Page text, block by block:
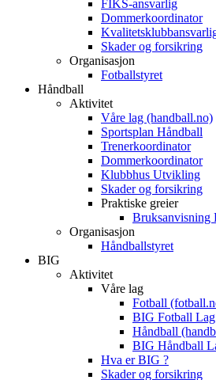
FIKS-ansvarlig
Dommerkoordinator
Skader og forsikring
Organisasjon
Fotballstyret
Håndball
Aktivitet
Våre lag (handball.no)
Sportsplan Håndball
Trenerkoordinator
Dommerkoordinator
Klubbhus Utvikling
Skader og forsikring
Praktiske greier
Organisasjon
Håndballstyret
BIG
Aktivitet
Våre lag
Fotball
BIG Fotball
Håndball
BIG Håndball
Hva er BIG ?
Skader og forsikring